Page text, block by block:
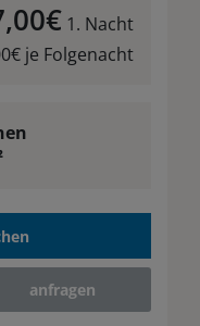
1. Nacht
je Folgenacht
anfragen